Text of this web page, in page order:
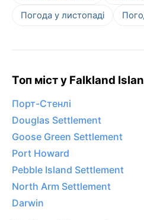
Погода у листопаді
Топ міст у Falkland
Порт-Стенлі
Douglas Settlement
Goose Green Settlement
Port Howard
Pebble Island Settlement
North Arm Settlement
Darwin